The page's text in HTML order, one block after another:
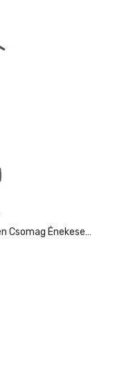
Soundsation MICPKG-200 Minden Egyben Csomag Énekesek Számára, Hordtásákával